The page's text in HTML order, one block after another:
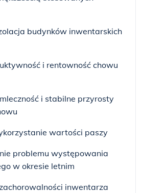
budynków inwentarskich
i rentowność chowu
i stabilne przyrosty
wartości paszy
problemu występowania
w okresie letnim
inwentarza